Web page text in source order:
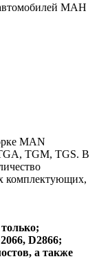
МАН
MAN
TGM, TGS. В
комплектующих,
D2866;
а также